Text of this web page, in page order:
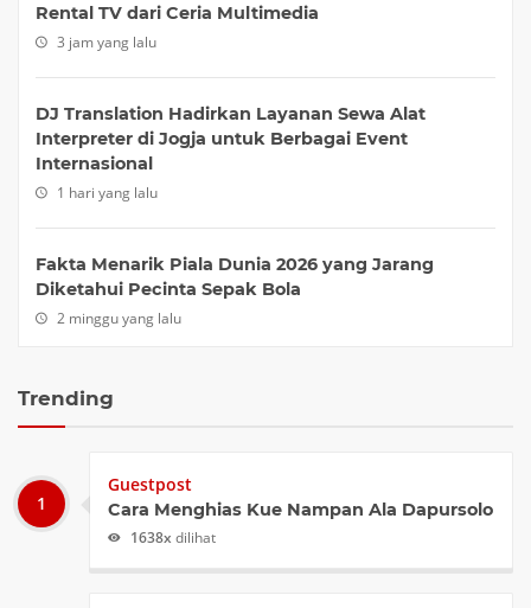
Rental TV dari Ceria Multimedia
3 jam yang lalu
DJ Translation Hadirkan Layanan Sewa Alat
Interpreter di Jogja untuk Berbagai Event
Internasional
1 hari yang lalu
Fakta Menarik Piala Dunia 2026 yang Jarang
Diketahui Pecinta Sepak Bola
2 minggu yang lalu
Trending
Guestpost
Cara Menghias Kue Nampan Ala Dapursolo
1638x dilihat